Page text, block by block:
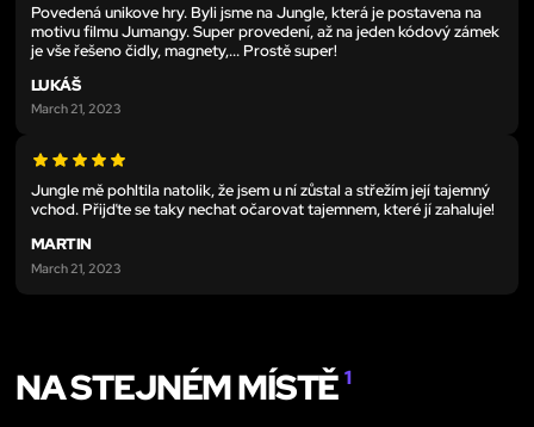
Povedená unikove hry. Byli jsme na Jungle, která je postavena na
motivu filmu Jumangy. Super provedení, až na jeden kódový zámek
je vše řešeno čidly, magnety,... Prostě super!
LUKÁŠ
March 21, 2023
Jungle mě pohltila natolik, že jsem u ní zůstal a střežím její tajemný
vchod. Přijďte se taky nechat očarovat tajemnem, které jí zahaluje!
MARTIN
March 21, 2023
NA STEJNÉM MÍSTĚ1